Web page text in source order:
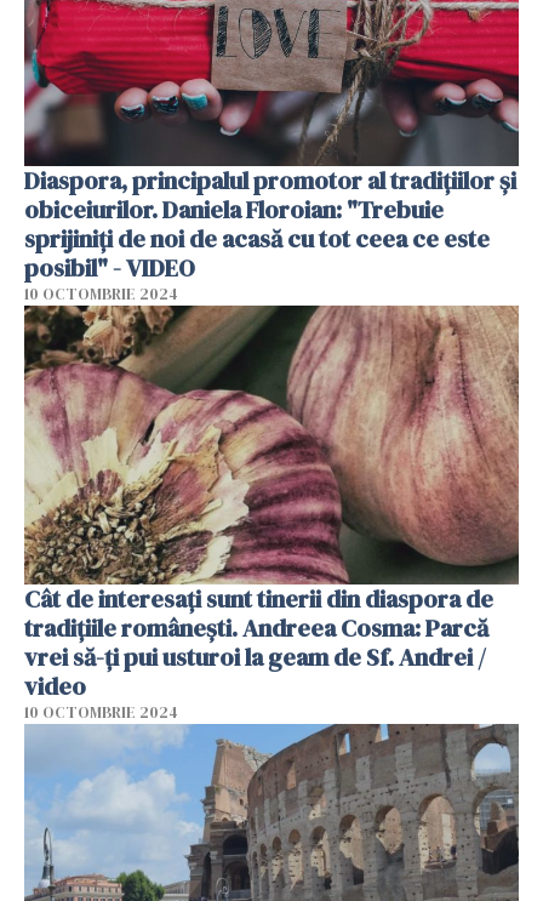
Diaspora, principalul promotor al tradițiilor și
obiceiurilor. Daniela Floroian: "Trebuie
sprijiniți de noi de acasă cu tot ceea ce este
posibil" - VIDEO
10 OCTOMBRIE 2024
Cât de interesați sunt tinerii din diaspora de
tradițiile românești. Andreea Cosma: Parcă
vrei să-ți pui usturoi la geam de Sf. Andrei /
video
10 OCTOMBRIE 2024